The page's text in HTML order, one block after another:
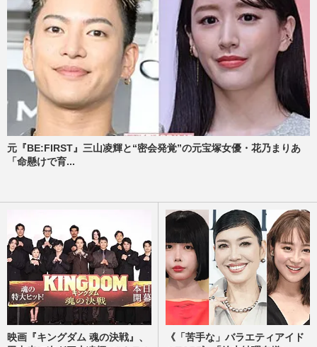
元『BE:FIRST』三山凌輝と“密会発覚”の元宝塚女優・花乃まりあ
「命懸けで育...
映画『キングダム 魂の決戦』、
《「苦手な」バラエティアイド